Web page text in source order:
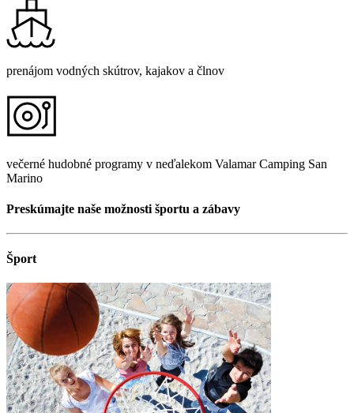
prenájom vodných skútrov, kajakov a člnov
večerné hudobné programy v neďalekom Valamar Camping San
Marino
Preskúmajte naše možnosti športu a zábavy
Šport